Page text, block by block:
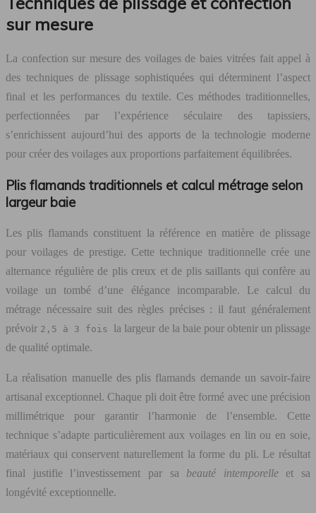
sur mesure
La confection sur mesure des voilages de baies vitrées fait appel à
des techniques de plissage sophistiquées qui déterminent l’aspect
final et les performances du textile. Ces méthodes traditionnelles,
perfectionnées par l’expérience séculaire des tapissiers,
s’enrichissent aujourd’hui des apports de la technologie moderne
pour créer des voilages aux proportions parfaitement équilibrées.
Plis flamands traditionnels et calcul métrage selon
largeur baie
Les plis flamands constituent la référence en matière de plissage
pour voilages de prestige. Cette technique traditionnelle crée une
alternance régulière de plis creux et de plis saillants qui confère au
voilage un tombé d’une élégance incomparable. Le calcul du
métrage nécessaire suit des règles précises : il faut généralement
prévoir 2,5 à 3 fois la largeur de la baie pour obtenir un plissage
de qualité optimale.
La réalisation manuelle des plis flamands demande un savoir-faire
artisanal exceptionnel. Chaque pli doit être formé avec une précision
millimétrique pour garantir l’harmonie de l’ensemble. Cette
technique s’adapte particulièrement aux voilages en lin ou en soie,
matériaux qui conservent naturellement la forme du pli. Le résultat
final justifie l’investissement par sa beauté intemporelle et sa
longévité exceptionnelle.